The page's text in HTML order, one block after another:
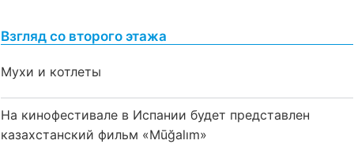
Взгляд со второго этажа
Мухи и котлеты
На кинофестивале в Испании будет представлен
казахстанский фильм «Mūğalım»